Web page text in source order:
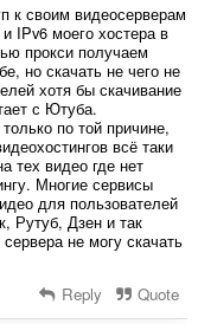
к своим видеосерверам
IPv6 моего хостера в
прокси получаем
но скачать не чего не
хотя бы скачивание
с Ютуба.
по той причине,
всё таки
тех видео где нет
Многие сервисы
для пользователей
Рутуб, Дзен и так
не могу скачать
Reply Quote